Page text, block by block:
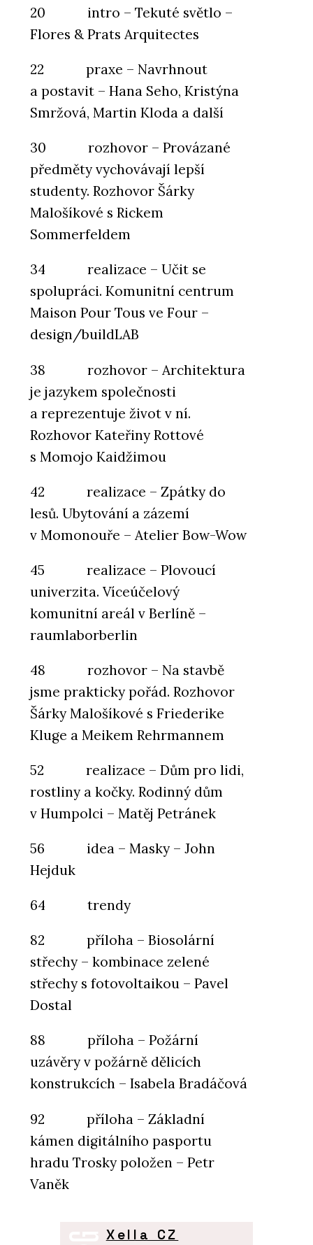
20 intro – Tekuté světlo –
Flores & Prats Arquitectes
22 praxe – Navrhnout
a postavit – Hana Seho, Kristýna
Smržová, Martin Kloda a další
30 rozhovor – Provázané
předměty vychovávají lepší
studenty. Rozhovor Šárky
Malošíkové s Rickem
Sommerfeldem
34 realizace – Učit se
spolupráci. Komunitní centrum
Maison Pour Tous ve Four –
design/buildLAB
38 rozhovor – Architektura
je jazykem společnosti
a reprezentuje život v ní.
Rozhovor Kateřiny Rottové
s Momojo Kaidžimou
42 realizace – Zpátky do
lesů. Ubytování a zázemí
v Momonouře – Atelier Bow-Wow
45 realizace – Plovoucí
univerzita. Víceúčelový
komunitní areál v Berlíně –
raumlaborberlin
48 rozhovor – Na stavbě
jsme prakticky pořád. Rozhovor
Šárky Malošíkové s Friederike
Kluge a Meikem Rehrmannem
52 realizace – Dům pro lidi,
rostliny a kočky. Rodinný dům
v Humpolci – Matěj Petránek
56 idea – Masky – John
Hejduk
64 trendy
82 příloha – Biosolární
střechy – kombinace zelené
střechy s fotovoltaikou – Pavel
Dostal
88 příloha – Požární
uzávěry v požárně dělicích
konstrukcích – Isabela Bradáčová
92 příloha – Základní
kámen digitálního pasportu
hradu Trosky položen – Petr
Vaněk
Xella CZ